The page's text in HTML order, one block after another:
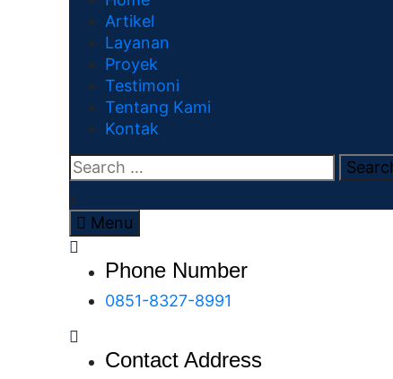
Artikel
Layanan
Proyek
Testimoni
Tentang Kami
Kontak
x
Menu
Phone Number
0851-8327-8991
Contact Address